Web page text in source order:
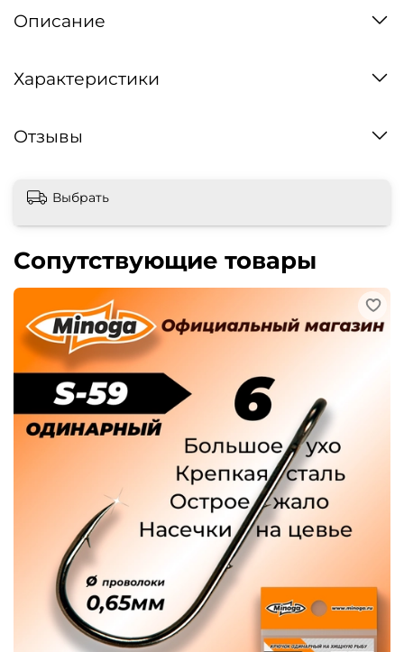
Описание
Характеристики
Отзывы
Выбрать
Сопутствующие товары